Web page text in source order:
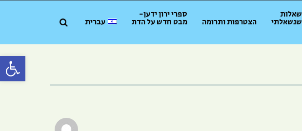
פתח
שאלות
שנשאלתי הצטרפות ותרומה
ספרי ירון ידען-
מבט חדש על הדת עברית